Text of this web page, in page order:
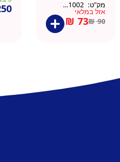
– 50 יח 26/26
שחור
מק”ט:
אזל במלאי
₪90
₪ 73